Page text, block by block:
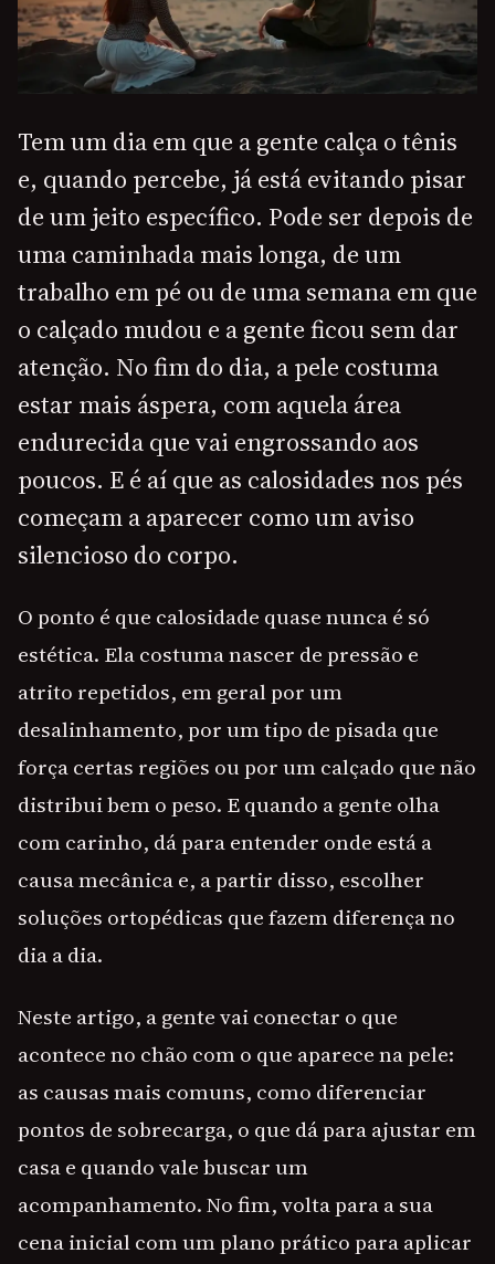
Tem um dia em que a gente calça o tênis
e, quando percebe, já está evitando pisar
de um jeito específico. Pode ser depois de
uma caminhada mais longa, de um
trabalho em pé ou de uma semana em que
o calçado mudou e a gente ficou sem dar
atenção. No fim do dia, a pele costuma
estar mais áspera, com aquela área
endurecida que vai engrossando aos
poucos. E é aí que as calosidades nos pés
começam a aparecer como um aviso
silencioso do corpo.
O ponto é que calosidade quase nunca é só
estética. Ela costuma nascer de pressão e
atrito repetidos, em geral por um
desalinhamento, por um tipo de pisada que
força certas regiões ou por um calçado que não
distribui bem o peso. E quando a gente olha
com carinho, dá para entender onde está a
causa mecânica e, a partir disso, escolher
soluções ortopédicas que fazem diferença no
dia a dia.
Neste artigo, a gente vai conectar o que
acontece no chão com o que aparece na pele:
as causas mais comuns, como diferenciar
pontos de sobrecarga, o que dá para ajustar em
casa e quando vale buscar um
acompanhamento. No fim, volta para a sua
cena inicial com um plano prático para aplicar